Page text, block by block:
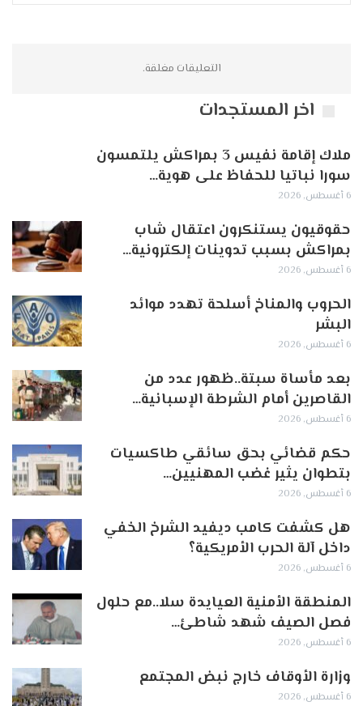
التعليقات مغلقة.
اخر المستجدات
ملاك إقامة نفيس 3 بمراكش يلتمسون
سورا نباتيا للحفاظ على هوية…
6 أغسطس, 2026
حقوقيون يستنكرون اعتقال شاب
بمراكش بسبب تدوينات إلكترونية…
6 أغسطس, 2026
الحروب والمناخ أسلحة تهدد موائد
البشر
6 أغسطس, 2026
بعد مأساة سبتة..ظهور عدد من
القاصرين أمام الشرطة الإسبانية…
6 أغسطس, 2026
حكم قضائي بحق سائقي طاكسيات
بتطوان يثير غضب المهنيين…
6 أغسطس, 2026
هل كشفت كامب ديفيد الشرخ الخفي
داخل آلة الحرب الأمريكية؟
6 أغسطس, 2026
‏المنطقة الأمنية العيايدة سلا..مع حلول
فصل الصيف شهد شاطئ…
6 أغسطس, 2026
وزارة الأوقاف خارج نبض المجتمع
6 أغسطس, 2026